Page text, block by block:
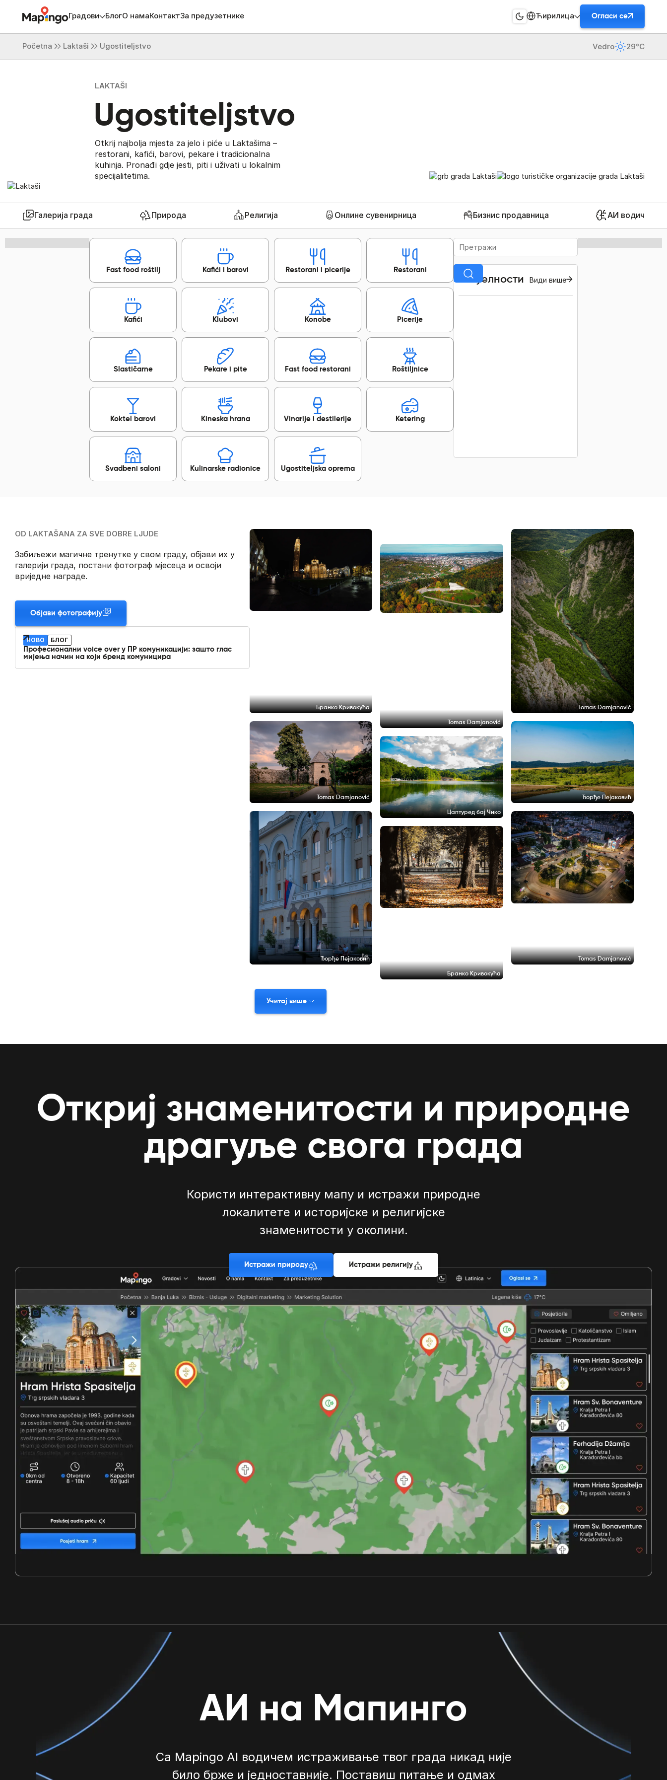
Градови БлогО намаКонтактЗа предузетнике Ћирилица Огласи се
Početna Laktaši Ugostiteljstvo Vedro 29°C
LAKTAŠI
Ugostiteljstvo
Otkrij najbolja mjesta za jelo i piće u Laktašima –
restorani, kafići, barovi, pekare i tradicionalna
kuhinja. Pronađi gdje jesti, piti i uživati u lokalnim
specijalitetima.
Галерија града Природа Религија Онлине сувенирница Бизнис продавница АИ водич
Fast food roštilj Kafići i barovi Restorani i picerije Restorani
Kafići Klubovi Konobe Picerije
Slastičarne Pekare i pite Fast food restorani Roštiljnice
Koktel barovi Kineska hrana Vinarije i destilerije Ketering
Svadbeni saloni Kulinarske radionice Ugostiteljska oprema
Актуелности Види више
OD LAKTAŠANA ZA SVE DOBRE LJUDE
Забиљежи магичне тренутке у свом граду, објави их у
галерији града, постани фотограф мјесеца и освоји
вриједне награде.
Објави фотографију
НОВО
БЛОГ
Професионални voice over у ПР комуникацији: зашто глас
мијења начин на који бренд комуницира
Бранко Кривокућа
Tomas Damjanović
Tomas Damjanović
Tomas Damjanović
Цаптуред бај Чико
Ђорђе Пејаковић
Ђорђе Пејаковић
Бранко Кривокућа
Tomas Damjanović
Учитај више
Откриј знаменитости и природне
драгуље свога града
Користи интерактивну мапу и истражи природне
локалитете и историјске и религијске
знаменитости у околини.
Истражи природу Истражи религију
АИ на Мапинго
Са Mapingo AI водичем истраживање твог града никад није
било брже и једноставније. Поставиш питање и одмах